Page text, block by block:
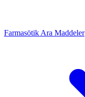
Farmasötik Ara Maddeler